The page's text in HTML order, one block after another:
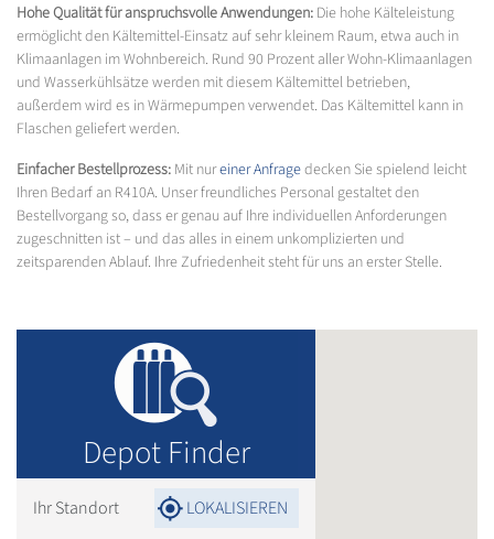
Hohe Qualität für anspruchsvolle Anwendungen: Die hohe Kälteleistung
ermöglicht den Kältemittel-Einsatz auf sehr kleinem Raum, etwa auch in
Klimaanlagen im Wohnbereich. Rund 90 Prozent aller Wohn-Klimaanlagen
und Wasserkühlsätze werden mit diesem Kältemittel betrieben,
außerdem wird es in Wärmepumpen verwendet. Das Kältemittel kann in
Flaschen geliefert werden.
Einfacher Bestellprozess: Mit nureiner Anfragedecken Sie spielend leicht
Ihren Bedarf an R410A. Unser freundliches Personal gestaltet den
Bestellvorgang so, dass er genau auf Ihre individuellen Anforderungen
zugeschnitten ist – und das alles in einem unkomplizierten und
zeitsparenden Ablauf. Ihre Zufriedenheit steht für uns an erster Stelle.
Depot Finder
Ihr Standort LOKALISIEREN